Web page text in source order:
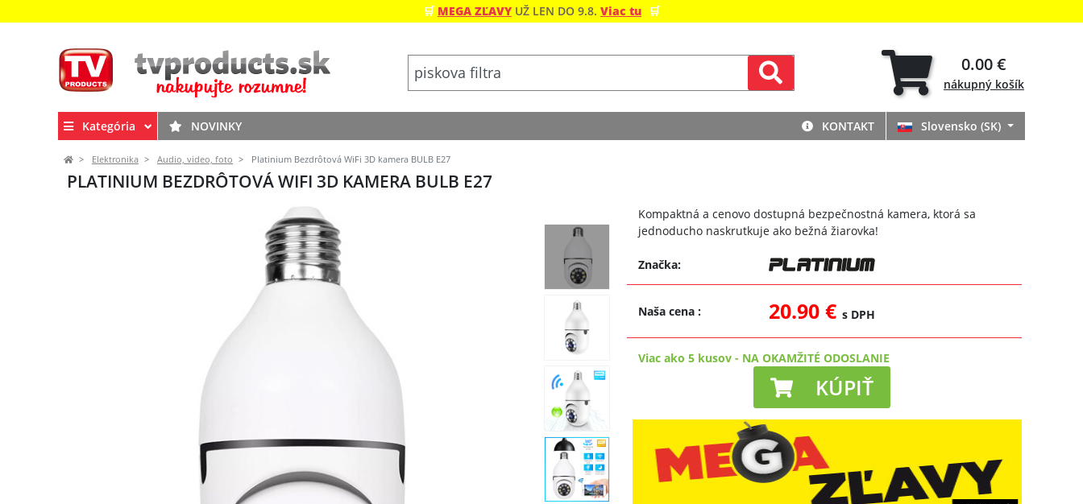
🛒 MEGA ZĽAVY UŽ LEN DO 9.8. Viac tu 🛒
0.00 €
nákupný košík
Kategória NOVINKY KONTAKT Slovensko (SK)
Elektronika Audio, video, foto Platinium Bezdrôtová WiFi 3D kamera BULB E27
PLATINIUM BEZDRÔTOVÁ WIFI 3D KAMERA BULB E27
Kompaktná a cenovo dostupná bezpečnostná kamera, ktorá sa
jednoducho naskrutkuje ako bežná žiarovka!
Značka:
Naša cena: 20.90 €s DPH
Viac ako 5 kusov - NA OKAMŽITÉ ODOSLANIE
KÚPIŤ